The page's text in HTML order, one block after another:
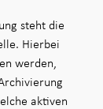
steht die
Hierbei
werden,
aktiven